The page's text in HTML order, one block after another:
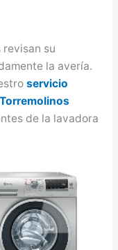
su
la avería.
servicio
de la lavadora